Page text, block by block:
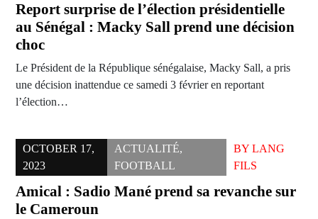
Report surprise de l’élection présidentielle
au Sénégal : Macky Sall prend une décision
choc
Le Président de la République sénégalaise, Macky Sall, a pris
une décision inattendue ce samedi 3 février en reportant
l’élection…
OCTOBER 17,
2023
ACTUALITÉ,
FOOTBALL
BYLANG
FILS
Amical : Sadio Mané prend sa revanche sur
le Cameroun